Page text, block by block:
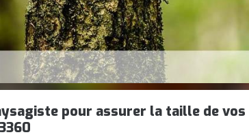
pour assurer la taille de vos